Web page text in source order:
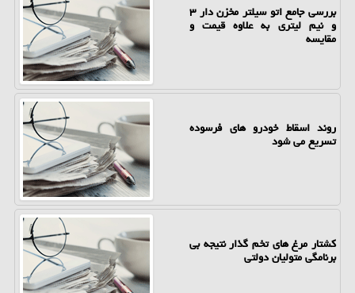
بررسی جامع اتو سیلتر مخزن دار ۳
و نیم لیتری به علاوه قیمت و
مقایسه
روند اسقاط خودرو های فرسوده
تسریع می شود
کشتار مرغ های تخم گذار نتیجه بی
برنامگی متولیان دولتی